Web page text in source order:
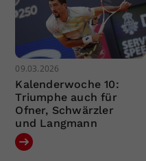
09.03.2026
Kalenderwoche 10:
Triumphe auch für
Ofner, Schwärzler
und Langmann